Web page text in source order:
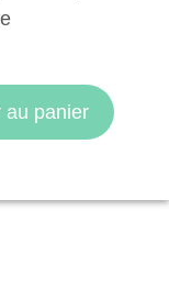
au panier